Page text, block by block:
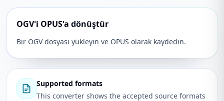
OGV'i OPUS'a dönüştür
Bir OGV dosyası yükleyin ve OPUS olarak kaydedin.
Supported formats
This converter shows the accepted source formats